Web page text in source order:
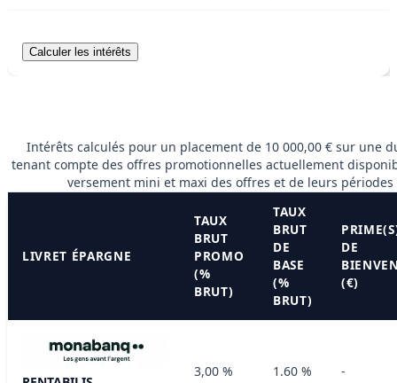
Intérêts calculés pour un placement de 10 000,00 € sur une
tenant compte des offres promotionnelles actuellement
versement mini et maxi des offres et de leurs
LIVRET ÉPARGNE
TAUX
BRUT
PROMO
(%
BRUT)
TAUX
BRUT
DE
BASE
(%
BRUT)
DE
(€)
3,00 % 1.60 % -